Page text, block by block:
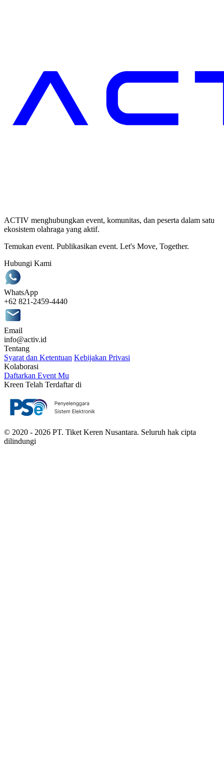
ACTIV menghubungkan event, komunitas, dan peserta dalam satu
ekosistem olahraga yang aktif.
Temukan event. Publikasikan event. Let's Move, Together.
Hubungi Kami
WhatsApp
+62 821-2459-4440
Email
info@activ.id
Tentang
Syarat dan Ketentuan Kebijakan Privasi
Kolaborasi
Daftarkan Event Mu
Kreen Telah Terdaftar di
© 2020 - 2026 PT. Tiket Keren Nusantara. Seluruh hak cipta
dilindungi